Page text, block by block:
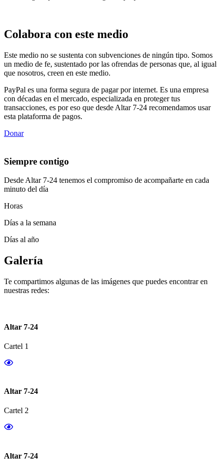
Colabora con este medio
Este medio no se sustenta con subvenciones de ningún tipo. Somos
un medio de fe, sustentado por las ofrendas de personas que, al igual
que nosotros, creen en este medio.
PayPal es una forma segura de pagar por internet. Es una empresa
con décadas en el mercado, especializada en proteger tus
transacciones, es por eso que desde Altar 7-24 recomendamos usar
esta plataforma de pagos.
Donar
Siempre contigo
Desde Altar 7-24 tenemos el compromiso de acompañarte en cada
minuto del día
Horas
Días a la semana
Días al año
Galería
Te compartimos algunas de las imágenes que puedes encontrar en
nuestras redes:
Altar 7-24
Cartel 1
Altar 7-24
Cartel 2
Altar 7-24